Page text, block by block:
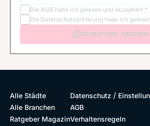
Die AGB habe ich gelesen und akzeptiert *
Die Datenschutzerklärung habe ich
BEWERTUNG ABGEBEN
Alle Städte
Alle Branchen
Ratgeber Magazin
Datenschutz /
AGB
Verhaltensregeln